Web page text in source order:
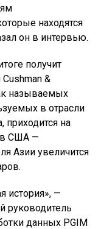
находятся
он в интервью.
получит
&
называемых
в отрасли
приходится на
в США —
Азии увеличится
история», —
руководитель
данных PGIM